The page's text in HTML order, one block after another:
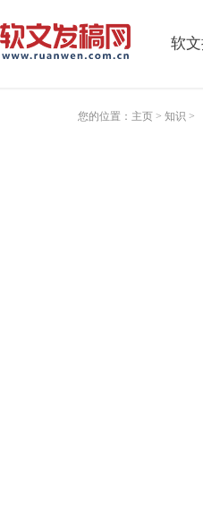
软
您的位置： 主页 > 知识 >